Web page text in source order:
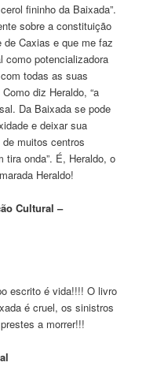
fininho da Baixada”.
sobre a constituição
de Caxias e que me faz
como potencializadora
todas as suas
diz Heraldo, “a
Da Baixada se pode
e deixar sua
muitos centros
onda”. É, Heraldo, o
Heraldo!
Cultural –
escrito é vida!!!! O livro
é cruel, os sinistros
a morrer!!!